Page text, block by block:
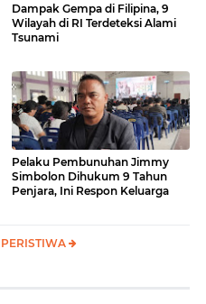
Dampak Gempa di Filipina, 9
Wilayah di RI Terdeteksi Alami
Tsunami
Pelaku Pembunuhan Jimmy
Simbolon Dihukum 9 Tahun
Penjara, Ini Respon Keluarga